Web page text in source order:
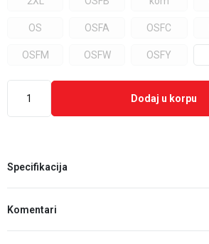
OS OSFA OSFC
OSFM OSFW OSFY
Dodaj u korpu
Specifikacija
Komentari